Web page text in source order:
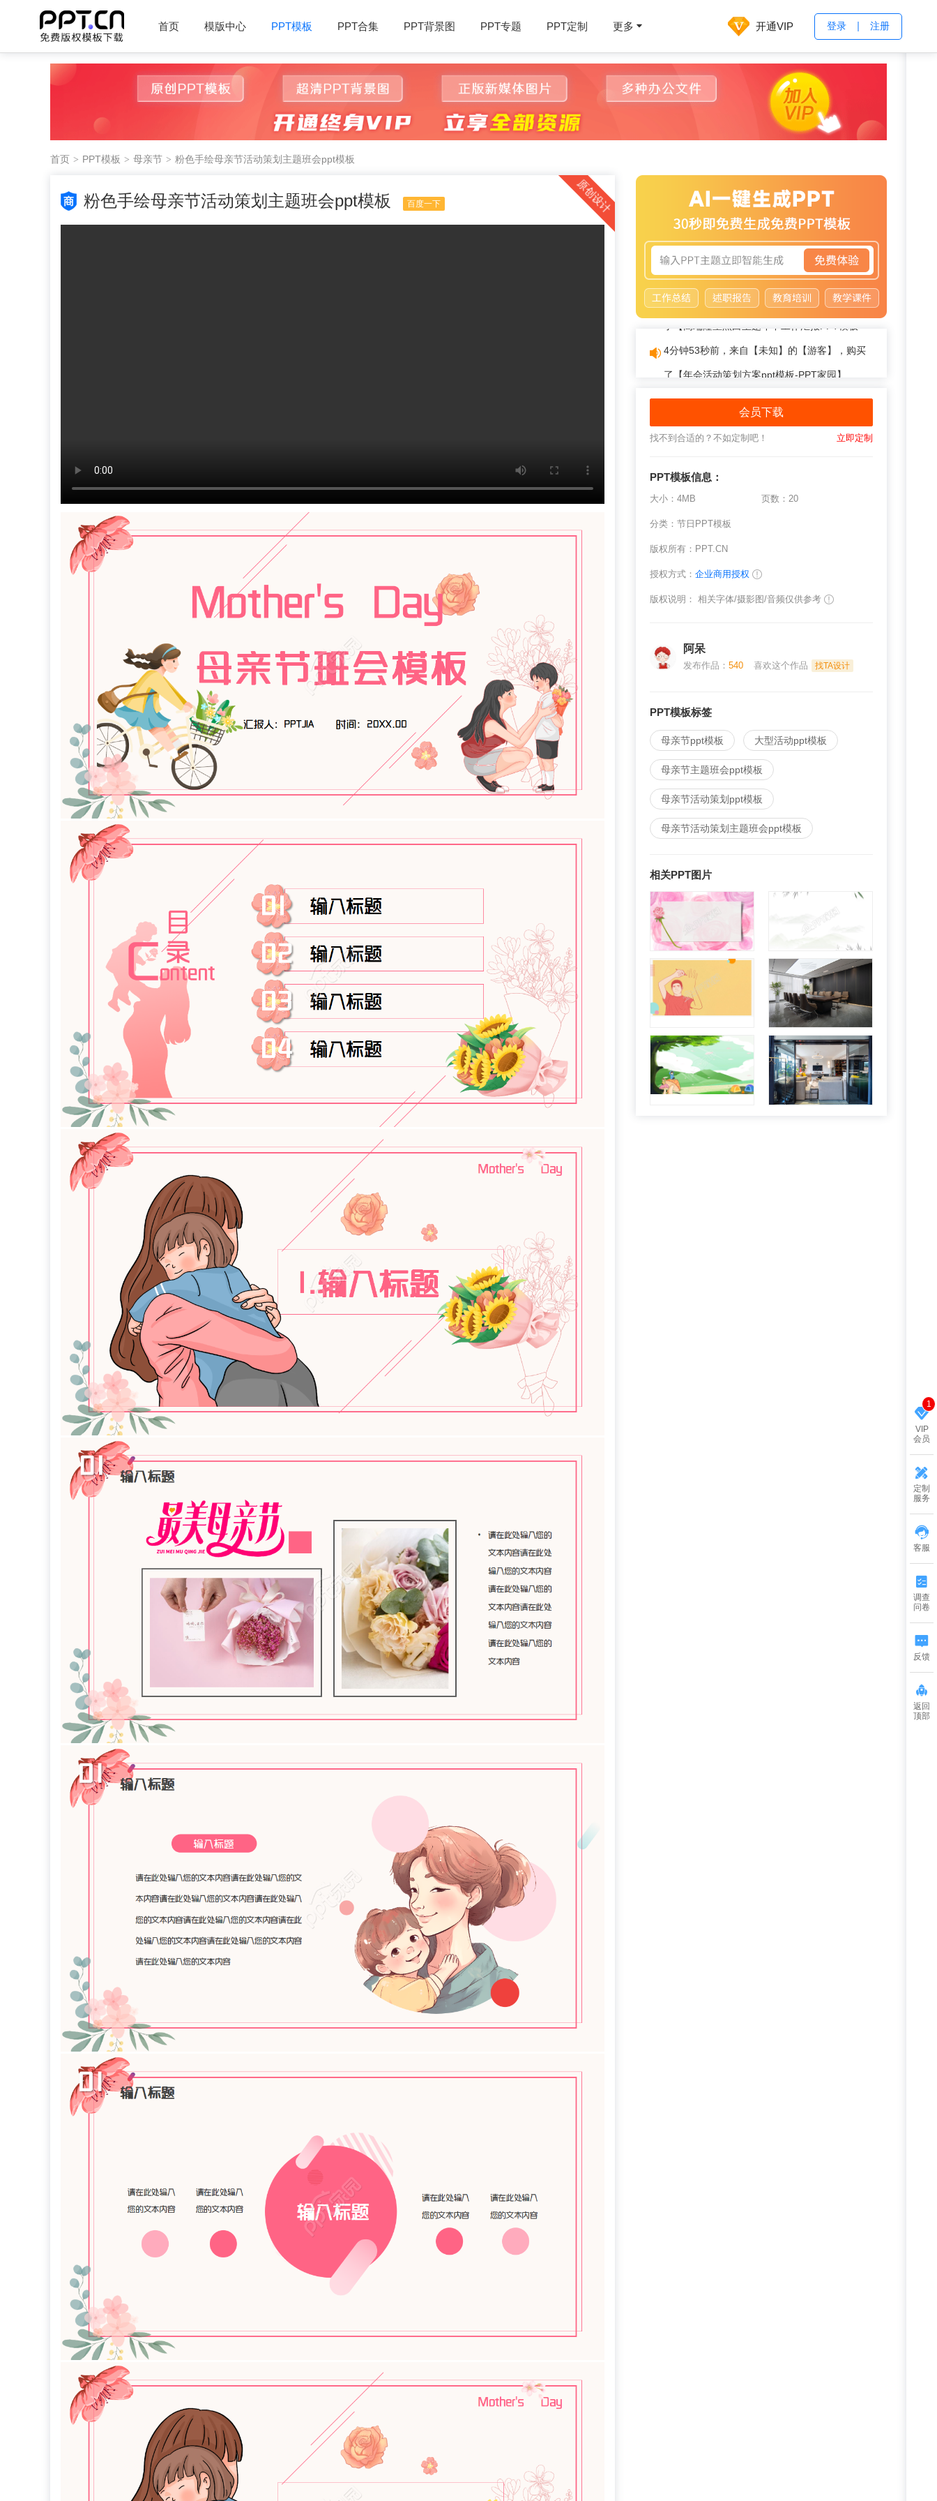
首页 模版中心 PPT模板 PPT合集 PPT背景图 PPT专题 PPT定制 更多 开通VIP 登录 注册
首页 PPT模板 母亲节 粉色手绘母亲节活动策划主题班会ppt模板
会员下载
找不到合适的？不如定制吧！ 立即定制
PPT模板信息：
大小：4MB 页数：20
分类： 节日PPT模板
版权所有：PPT.CN
授权方式： 企业商用授权
版权说明： 相关字体/摄影图/音频仅供参考
阿呆
发布作品： 540 喜欢这个作品 找TA设计
PPT模板标签
母亲节ppt模板 大型活动ppt模板
母亲节主题班会ppt模板
母亲节活动策划ppt模板
母亲节活动策划主题班会ppt模板
相关PPT图片
粉色手绘母亲节活动策划主题班会ppt模板 原创设计
VIP
会员
1
定制
服务
客服
调查
问卷
反馈
返回
顶部